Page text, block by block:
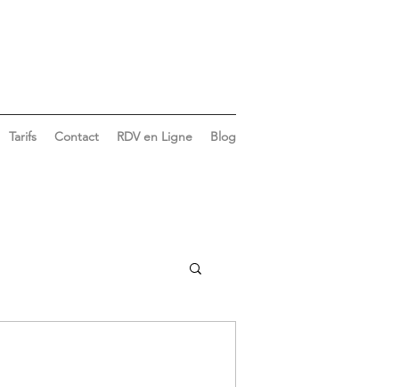
Tarifs Contact RDV en Ligne Blog